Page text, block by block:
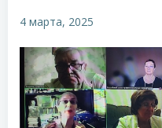
4 марта, 2025